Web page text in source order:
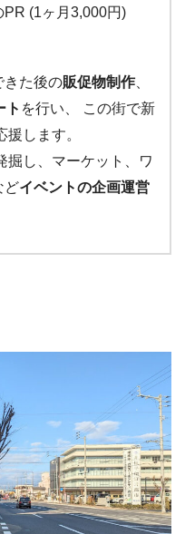
PR (1ヶ月3,000円)⁡⁡⁡
きた後の販促物制作、
ト を行い、 この街で新
します。
掘し、マーケット、ワ
どイベントの企画運営